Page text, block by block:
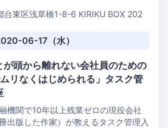
台東区浅草橋1-8-6 KIRIKU BOX 202
06-17（水）
が頭から離れない会社員のための
ムリなくはじめられる」タスク管
機関で10年以上残業ゼロの現役会社
出版した作家）が教えるタスク管理入